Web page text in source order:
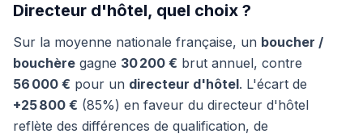
Directeur d'hôtel, quel choix ?
Sur la moyenne nationale française, un boucher /
bouchère gagne 30 200 € brut annuel, contre
56 000 € pour un directeur d'hôtel. L'écart de
+25 800 € (85%) en faveur du directeur d'hôtel
reflète des différences de qualification, de